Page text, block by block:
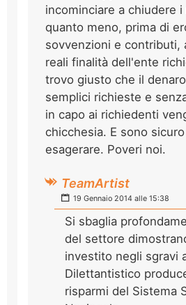
incominciare a chiudere
quanto meno, prima di
sovvenzioni e contributi,
reali finalità dell'ente
trovo giusto che il
semplici richieste e
in capo ai richiedenti
chicchesia. E sono
esagerare. Poveri noi.
TeamArtist
19 Gennaio 2014 alle 15:38
Si sbaglia
del settore
investito negli sgravi
Dilettantistico
risparmi del Sistema